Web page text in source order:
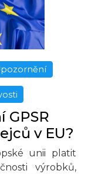
GPSR
v EU?
unii platit
výrobků,